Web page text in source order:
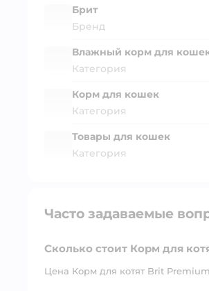
Брит
Бренд
Влажный корм для
Категория
Корм для кошек
Категория
Товары для кошек
Категория
Часто задаваемые
Сколько стоит Корм для
Цена Корм для котят Brit